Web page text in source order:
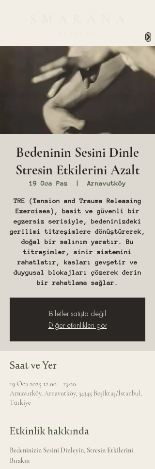
Bedeninin Sesini Dinle
Stresin Etkilerini Azalt
19 Oca Paz
  |
Arnavutköy
TRE (Tension and Trauma Releasing
Exercises), basit ve güvenli bir
egzersiz serisiyle, bedeninizdeki
gerilimi titreşimlere dönüştürerek,
doğal bir salınım yaratır. Bu
titreşimler, sinir sistemini
rahatlatır, kasları gevşetir ve
duygusal blokajları çözerek derin
bir rahatlama sağlar.
Biletler satışta değil
Diğer etkinlikleri gör
Saat ve Yer
19 Oca 2025 12:00 – 13:00
Arnavutköy, Arnavutköy, 34345 Beşiktaş/İstanbul,
Türkiye
Etkinlik hakkında
Bedeninizin Sesini Dinleyin, Stresin Etkilerini
Bırakın